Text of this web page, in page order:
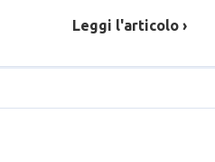
Leggi l'articolo ›